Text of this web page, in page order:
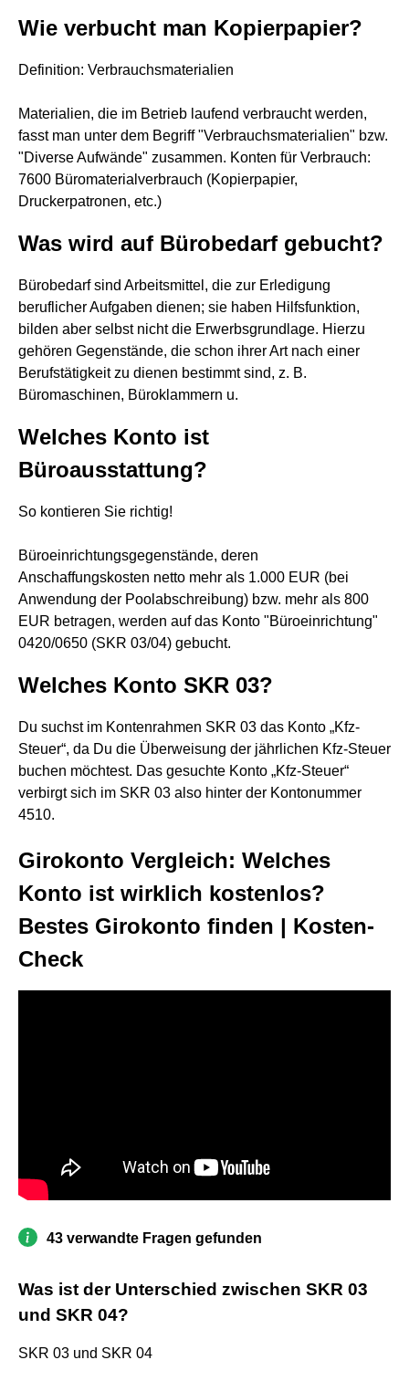
Wie verbucht man Kopierpapier?
Definition: Verbrauchsmaterialien
Materialien, die im Betrieb laufend verbraucht werden,
fasst man unter dem Begriff "Verbrauchsmaterialien" bzw.
"Diverse Aufwände" zusammen. Konten für Verbrauch:
7600 Büromaterialverbrauch (Kopierpapier,
Druckerpatronen, etc.)
Was wird auf Bürobedarf gebucht?
Bürobedarf sind Arbeitsmittel, die zur Erledigung
beruflicher Aufgaben dienen; sie haben Hilfsfunktion,
bilden aber selbst nicht die Erwerbsgrundlage. Hierzu
gehören Gegenstände, die schon ihrer Art nach einer
Berufstätigkeit zu dienen bestimmt sind, z. B.
Büromaschinen, Büroklammern u.
Welches Konto ist
Büroausstattung?
So kontieren Sie richtig!
Büroeinrichtungsgegenstände, deren
Anschaffungskosten netto mehr als 1.000 EUR (bei
Anwendung der Poolabschreibung) bzw. mehr als 800
EUR betragen, werden auf das Konto "Büroeinrichtung"
0420/0650 (SKR 03/04) gebucht.
Welches Konto SKR 03?
Du suchst im Kontenrahmen SKR 03 das Konto „Kfz-
Steuer“, da Du die Überweisung der jährlichen Kfz-Steuer
buchen möchtest. Das gesuchte Konto „Kfz-Steuer“
verbirgt sich im SKR 03 also hinter der Kontonummer
4510.
Girokonto Vergleich: Welches
Konto ist wirklich kostenlos?
Bestes Girokonto finden | Kosten-
Check
43 verwandte Fragen gefunden
Was ist der Unterschied zwischen SKR 03
und SKR 04?
SKR 03 und SKR 04